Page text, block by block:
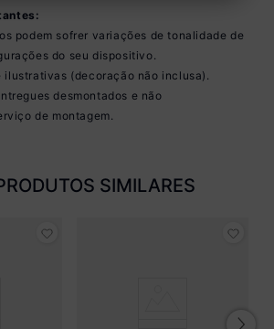
podem sofrer variações de tonalidade de
do seu dispositivo.
ilustrativas (decoração não inclusa).
desmontados e não
de montagem.
SIMILARES